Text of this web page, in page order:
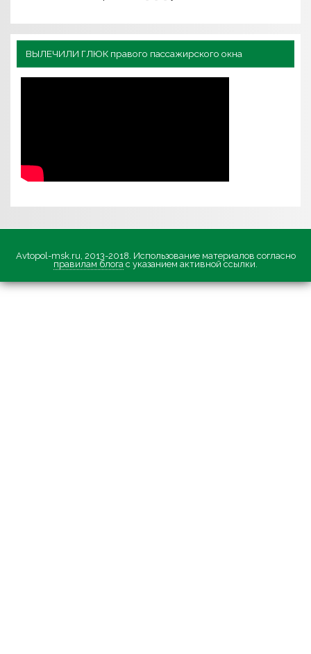
ВЫЛЕЧИЛИ ГЛЮК правого пассажирского окна
Avtopol-msk.ru, 2013-2018. Использование материалов согласно
правилам блога с указанием активной ссылки.